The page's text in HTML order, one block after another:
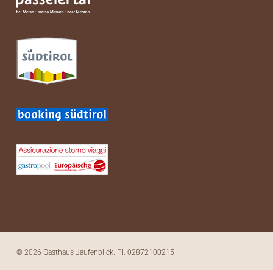
© 2026 Gasthaus Jaufenblick. P.I. 02872100215